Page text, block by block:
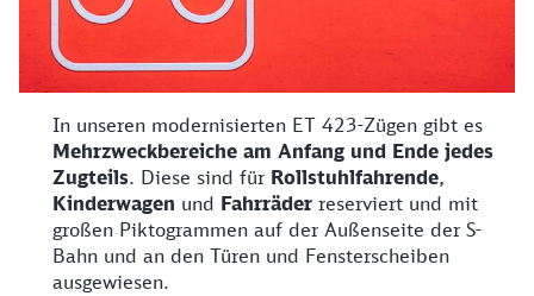
In unseren modernisierten ET 423-Zügen gibt es
Mehrzweckbereiche am Anfang und Ende jedes
Zugteils. Diese sind für Rollstuhlfahrende,
Kinderwagen und Fahrräder reserviert und mit
großen Piktogrammen auf der Außenseite der S-
Bahn und an den Türen und Fensterscheiben
ausgewiesen.